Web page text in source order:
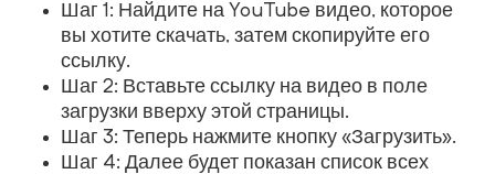
Шаг 1: Найдите на YouTube видео, которое
вы хотите скачать, затем скопируйте его
ссылку.
Шаг 2: Вставьте ссылку на видео в поле
загрузки вверху этой страницы.
Шаг 3: Теперь нажмите кнопку «Загрузить».
Шаг 4: Далее будет показан список всех